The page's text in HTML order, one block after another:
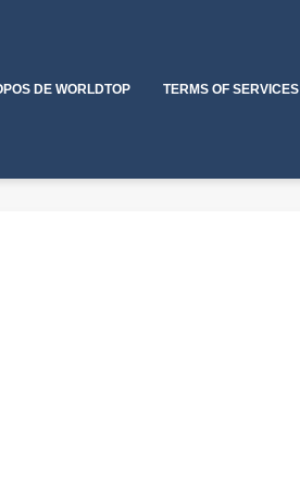
DE WORLDTOP TERMS OF SERVICES